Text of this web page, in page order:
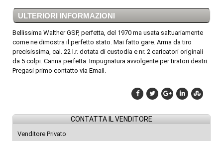
ULTERIORI INFORMAZIONI
Bellissima Walther GSP, perfetta, del 1970 ma usata saltuariamente
come ne dimostra il perfetto stato. Mai fatto gare. Arma da tiro
precisissima, cal. 22 l.r. dotata di custodia e nr. 2 caricatori originali
da 5 colpi. Canna perfetta. Impugnatura avvolgente per tiratori destri.
Pregasi primo contatto via Email.
CONTATTA IL VENDITORE
Venditore Privato